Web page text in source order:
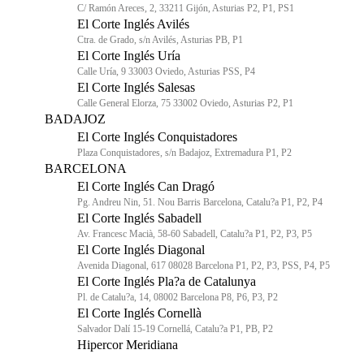
C/ Ramón Areces, 2, 33211 Gijón, Asturias P2, P1, PS1
El Corte Inglés Avilés
Ctra. de Grado, s/n Avilés, Asturias PB, P1
El Corte Inglés Uría
Calle Uría, 9 33003 Oviedo, Asturias PSS, P4
El Corte Inglés Salesas
Calle General Elorza, 75 33002 Oviedo, Asturias P2, P1
BADAJOZ
El Corte Inglés Conquistadores
Plaza Conquistadores, s/n Badajoz, Extremadura P1, P2
BARCELONA
El Corte Inglés Can Dragó
Pg. Andreu Nin, 51. Nou Barris Barcelona, Catalu?a P1, P2, P4
El Corte Inglés Sabadell
Av. Francesc Macià, 58-60 Sabadell, Catalu?a P1, P2, P3, P5
El Corte Inglés Diagonal
Avenida Diagonal, 617 08028 Barcelona P1, P2, P3, PSS, P4, P5
El Corte Inglés Pla?a de Catalunya
Pl. de Catalu?a, 14, 08002 Barcelona P8, P6, P3, P2
El Corte Inglés Cornellà
Salvador Dalí 15-19 Cornellá, Catalu?a P1, PB, P2
Hipercor Meridiana